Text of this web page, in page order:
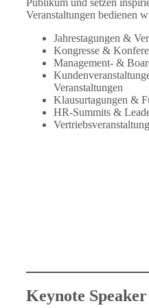
Veranstaltungen bedienen
Jahrestagungen &
Kongresse &
Management- &
Veranstaltungen
Klausurtagungen &
HR-Summits &
Keynote